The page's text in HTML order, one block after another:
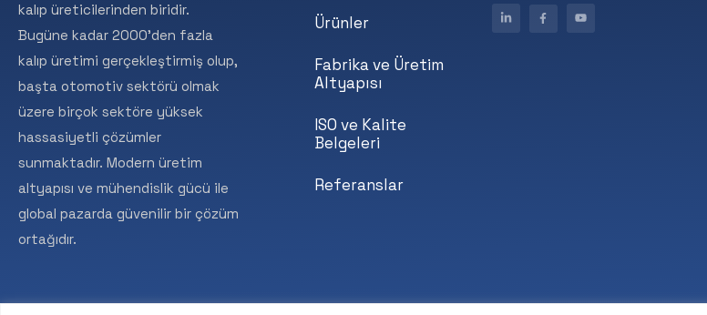
kalıp üreticilerinden biridir.
Bugüne kadar 2000’den fazla
kalıp üretimi gerçekleştirmiş olup,
başta otomotiv sektörü olmak
üzere birçok sektöre yüksek
hassasiyetli çözümler
sunmaktadır. Modern üretim
altyapısı ve mühendislik gücü ile
global pazarda güvenilir bir çözüm
ortağıdır.
Ürünler
Fabrika ve Üretim
Altyapısı
ISO ve Kalite
Belgeleri
Referanslar